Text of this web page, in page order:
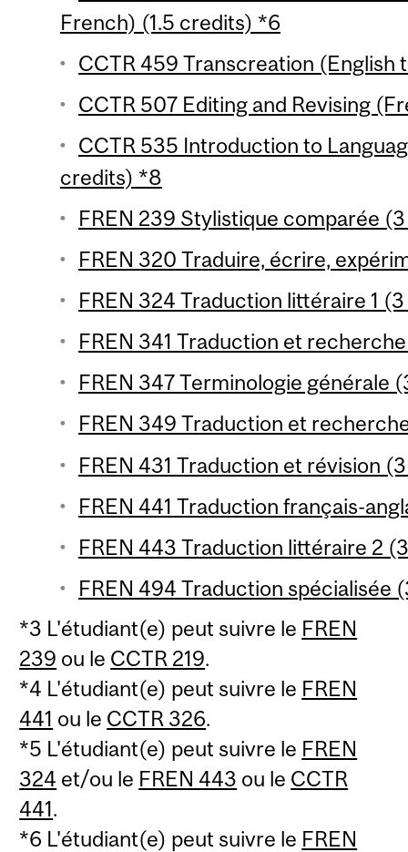
French) (1.5 credits) *6
CCTR 459 Transcreation (English
CCTR 507 Editing and Revising
CCTR 535 Introduction to
credits) *8
FREN 239 Stylistique comparée
FREN 320 Traduire, écrire,
FREN 324 Traduction littéraire 1
FREN 341 Traduction et
FREN 347 Terminologie générale
FREN 349 Traduction et
FREN 431 Traduction et révision
FREN 441 Traduction français-
FREN 443 Traduction littéraire 2
FREN 494 Traduction spécialisée
*3 L'étudiant(e) peut suivre le FREN
239 ou le CCTR 219.
*4 L'étudiant(e) peut suivre le FREN
441 ou le CCTR 326.
*5 L'étudiant(e) peut suivre le FREN
324 et/ou le FREN 443 ou le CCTR
441.
*6 L'étudiant(e) peut suivre le FREN